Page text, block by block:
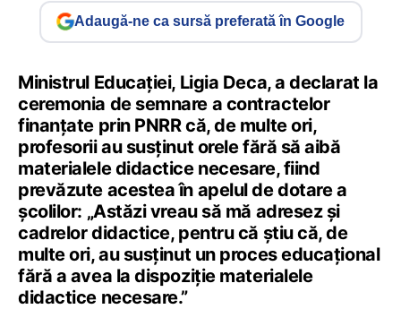
Adaugă-ne ca sursă preferată în Google
Ministrul Educației, Ligia Deca, a declarat la
ceremonia de semnare a contractelor
finanțate prin PNRR că, de multe ori,
profesorii au susținut orele fără să aibă
materialele didactice necesare, fiind
prevăzute acestea în apelul de dotare a
școlilor: „Astăzi vreau să mă adresez și
cadrelor didactice, pentru că știu că, de
multe ori, au susținut un proces educațional
fără a avea la dispoziție materialele
didactice necesare.”